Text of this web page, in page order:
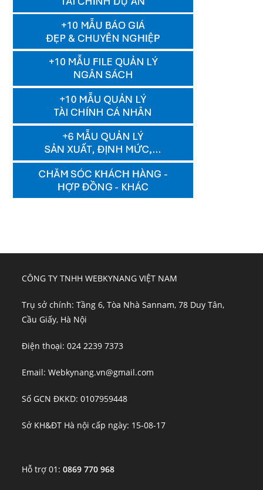
CÔNG TY TNHH WEBKYNANG VIỆT NAM
Trụ sở chính: Tầng 6, Tòa Nhà Sannam, 78 Duy Tân,
Cầu Giấy, Hà Nội
Điện thoại: 024 2239 7373
Email: Webkynang.vn@gmail.com
Số GCN ĐKKD: 0107959448
Sở KH&ĐT Hà nội cấp ngày: 15-08-17
Hỗ trợ 01:0869 770 968